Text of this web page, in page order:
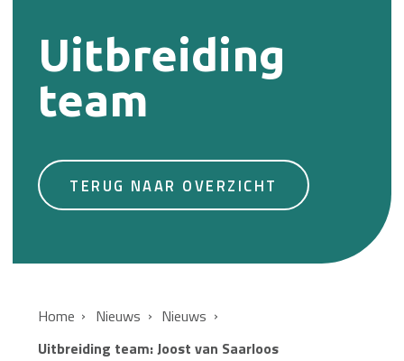
Uitbreiding
team
TERUG NAAR OVERZICHT
Home Nieuws
Nieuws
Uitbreiding team: Joost van Saarloos